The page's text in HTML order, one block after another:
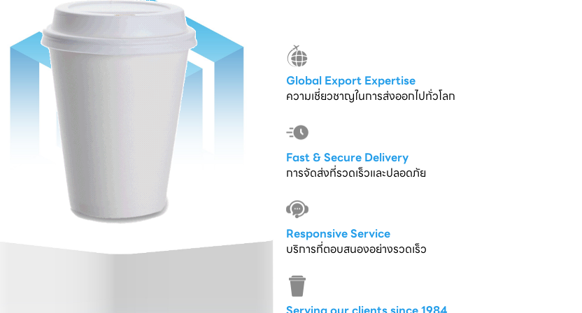
Global Export Expertise
ความเชี่ยวชาญในการส่งออกไปทั่วโลก
Fast & Secure Delivery
การจัดส่งที่รวดเร็วและปลอดภัย
Responsive Service
บริการที่ตอบสนองอย่างรวดเร็ว